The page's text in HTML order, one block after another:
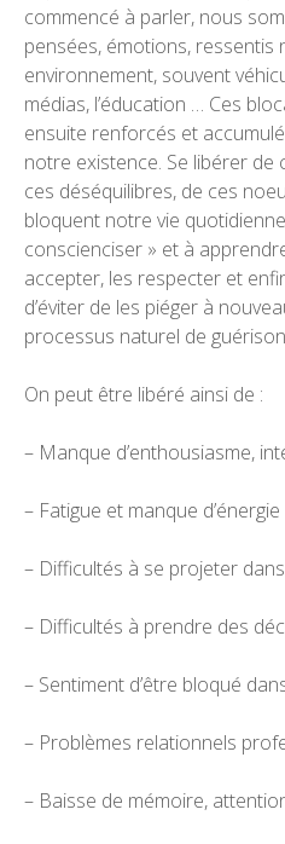
commencé à parler, nous
pensées, émotions, ressentis
environnement, souvent
médias, l’éducation … Ces
ensuite renforcés et
notre existence. Se libérer de
ces déséquilibres, de ces
bloquent notre vie
conscienciser » et à
accepter, les respecter et
d’éviter de les piéger à
processus naturel de
On peut être libéré ainsi de :
– Manque d’enthousiasme,
– Fatigue et manque d’énergie
– Difficultés à se projeter dans
– Difficultés à prendre des
– Sentiment d’être bloqué
– Problèmes relationnels
– Baisse de mémoire,